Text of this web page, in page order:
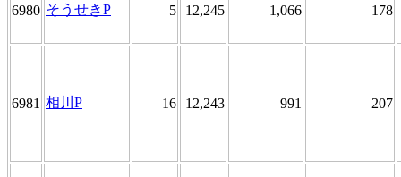
6980 そうせきP 5 12,245 1,066 178
6981 相川P 16 12,243 991 207